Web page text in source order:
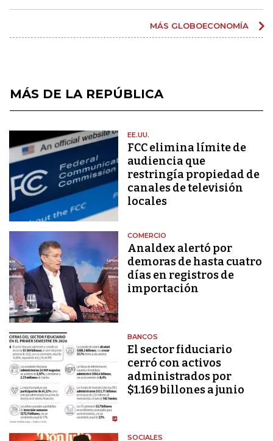
MÁS GLOBOECONOMÍA
MÁS DE LA REPÚBLICA
EE.UU.
FCC elimina límite de
audiencia que
restringía propiedad de
canales de televisión
locales
COMERCIO
Analdex alertó por
demoras de hasta cuatro
días en registros de
importación
BANCOS
El sector fiduciario
cerró con activos
administrados por
$1.169 billones a junio
SOCIALES